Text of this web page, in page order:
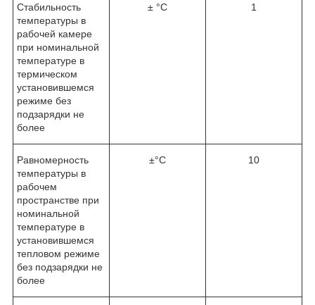
Стабильность
температуры в
рабочей камере
при номинальной
температуре в
термическом
установившемся
режиме без
подзарядки не
более
± °C 1
Равномерность
температуры в
рабочем
пространстве при
номинальной
температуре в
установившемся
тепловом режиме
без подзарядки не
более
±°C 10